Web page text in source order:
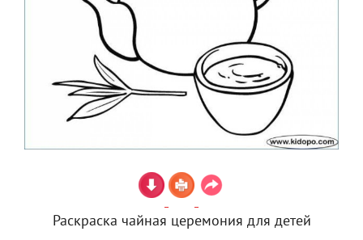
Раскраска чайная церемония для детей